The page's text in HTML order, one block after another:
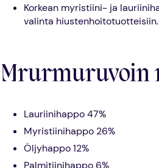
Korkean myristiini- ja
valinta hiustenhoitotuotteisiin.
Mrurmuruvoin
Lauriinihappo 47%
Myristiinihappo 26%
Öljyhappo 12%
Palmitiinihappo 6%